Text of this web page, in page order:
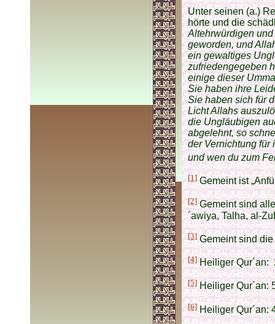
Unter seinen (a.)
hörte und die
Altehrwürdigen
geworden, und
ein gewaltiges
zufriedengegeben
einige dieser
Sie haben ihre
Sie haben sich für
Licht Allahs
die Ungläubigen
abgelehnt, so
der Vernichtung für
und wen du zum
[1]Gemeint ist
[2]Gemeint sind
´awiya, Talha, al-
[3]Gemeint sind die
[4]Heiliger Qur´an:
[5]Heiliger Qur´an:
[6]Heiliger Qur´an: